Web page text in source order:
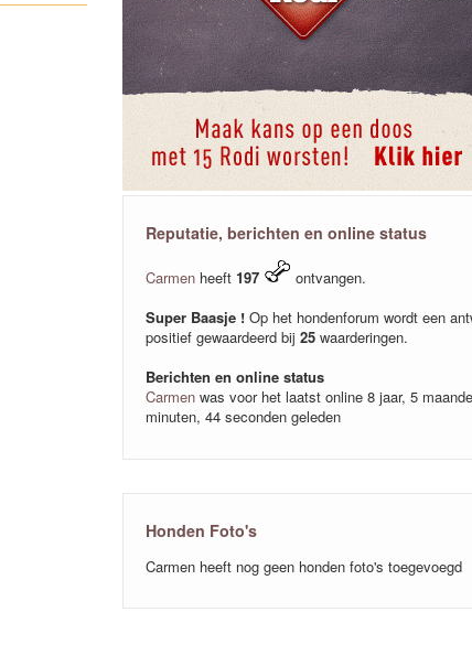
Reputatie, berichten en online status
Carmen heeft 197
ontvangen.
Super Baasje ! Op het hondenforum wordt een
positief gewaardeerd bij 25 waarderingen.
Berichten en online status
Carmen was voor het laatst online 8 jaar, 5
minuten, 44 seconden geleden
Honden Foto's
Carmen heeft nog geen honden foto's toegevoegd